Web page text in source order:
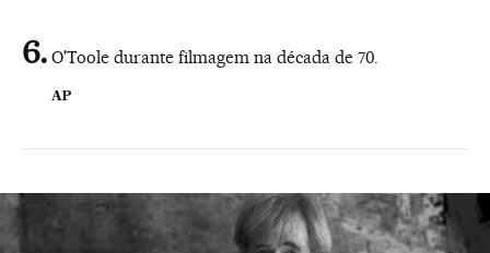
O'Toole durante filmagem na década de 70.
AP